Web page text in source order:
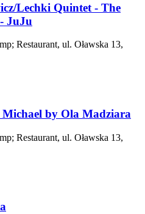
Lechki Quintet - The
JuJu
Restaurant, ul. Oławska 13,
Michael by Ola Madziara
Restaurant, ul. Oławska 13,